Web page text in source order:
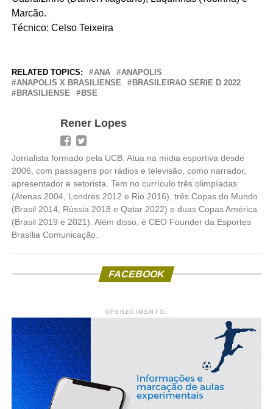
Marcão.
Técnico: Celso Teixeira
RELATED TOPICS: ANA
ANAPOLIS
ANAPOLIS X BRASILIENSE
BRASILEIRAO SERIE D 2022
BRASILIENSE
BSE
Rener Lopes
Jornalista formado pela UCB. Atua na mídia esportiva desde
2006, com passagens por rádios e televisão, como narrador,
apresentador e setorista. Tem no currículo três olimpíadas
(Atenas 2004, Londres 2012 e Rio 2016), três Copas do Mundo
(Brasil 2014, Rússia 2018 e Qatar 2022) e duas Copas América
(Brasil 2019 e 2021). Além disso, é CEO Founder da Esportes
Brasília Comunicação.
FACEBOOK
OFERECIMENTO: